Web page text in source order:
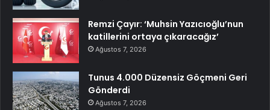
Remzi Çayır: ‘Muhsin Yazıcıoğlu’nun
katillerini ortaya çıkaracağız’
Ağustos 7, 2026
Tunus 4.000 Düzensiz Göçmeni Geri
Gönderdi
Ağustos 7, 2026